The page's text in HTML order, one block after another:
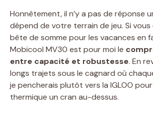
Honnêtement, il n’y a pas de réponse
dépend de votre terrain de jeu. Si vous
bête de somme pour les vacances en
Mobicool MV30 est pour moi le
entre capacité et robustesse. En
longs trajets sous le cagnard où
je pencherais plutôt vers la IGLOO
thermique un cran au-dessus.